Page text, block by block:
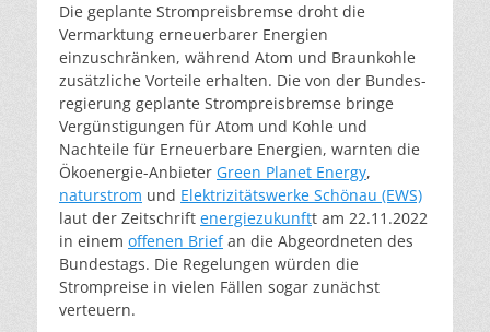
Die geplante Strompreisbremse droht die
Vermarktung erneuerbarer Energien
einzuschränken, während Atom und Braunkohle
zusätzliche Vorteile erhalten. Die von der Bundes­
regierung geplante Strompreisbremse bringe
Vergünstigungen für Atom und Kohle und
Nachteile für Erneuerbare Energien, warnten die
Ökoenergie-Anbieter Green Planet Energy,
naturstrom und Elektrizitätswerke Schönau (EWS)
laut der Zeitschrift energiezukunftt am 22.11.2022
in einem offenen Briefan die Abgeordneten des
Bundestags. Die Regelungen würden die
Strompreise in vielen Fällen sogar zunächst
verteuern.